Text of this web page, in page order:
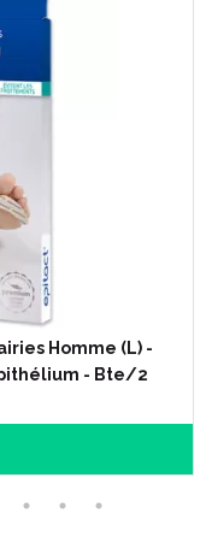
Homme (L) -
- Bte/2